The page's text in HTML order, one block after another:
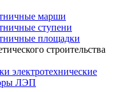
марши
ступени
площадки
строительства
электротехнические
ЛЭП